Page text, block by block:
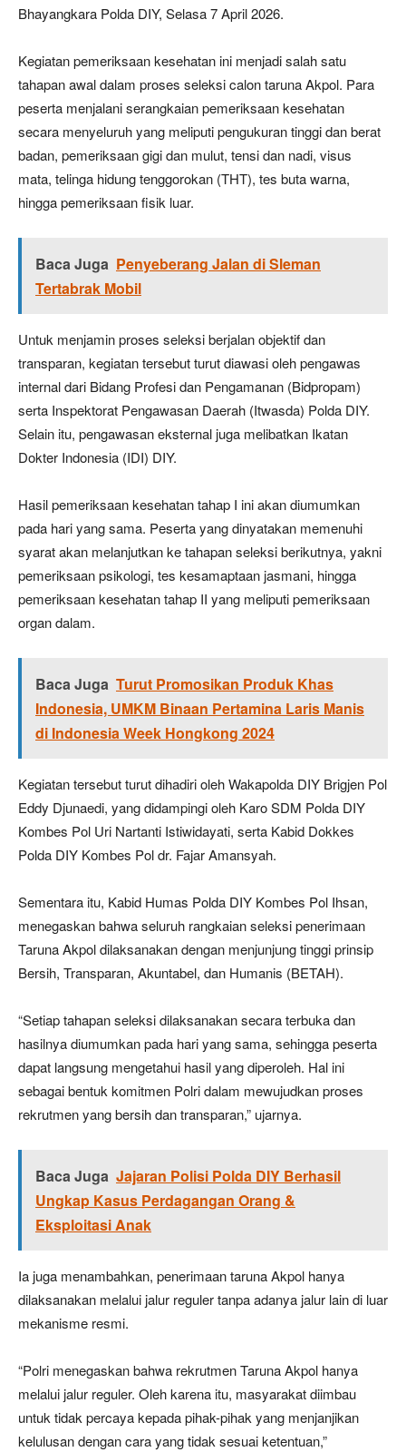
Bhayangkara Polda DIY, Selasa 7 April 2026.
Kegiatan pemeriksaan kesehatan ini menjadi salah satu
tahapan awal dalam proses seleksi calon taruna Akpol. Para
peserta menjalani serangkaian pemeriksaan kesehatan
secara menyeluruh yang meliputi pengukuran tinggi dan berat
badan, pemeriksaan gigi dan mulut, tensi dan nadi, visus
mata, telinga hidung tenggorokan (THT), tes buta warna,
hingga pemeriksaan fisik luar.
Baca Juga Penyeberang Jalan di Sleman
Tertabrak Mobil
Untuk menjamin proses seleksi berjalan objektif dan
transparan, kegiatan tersebut turut diawasi oleh pengawas
internal dari Bidang Profesi dan Pengamanan (Bidpropam)
serta Inspektorat Pengawasan Daerah (Itwasda) Polda DIY.
Selain itu, pengawasan eksternal juga melibatkan Ikatan
Dokter Indonesia (IDI) DIY.
Hasil pemeriksaan kesehatan tahap I ini akan diumumkan
pada hari yang sama. Peserta yang dinyatakan memenuhi
syarat akan melanjutkan ke tahapan seleksi berikutnya, yakni
pemeriksaan psikologi, tes kesamaptaan jasmani, hingga
pemeriksaan kesehatan tahap II yang meliputi pemeriksaan
organ dalam.
Baca Juga Turut Promosikan Produk Khas
Indonesia, UMKM Binaan Pertamina Laris Manis
di Indonesia Week Hongkong 2024
Kegiatan tersebut turut dihadiri oleh Wakapolda DIY Brigjen Pol
Eddy Djunaedi, yang didampingi oleh Karo SDM Polda DIY
Kombes Pol Uri Nartanti Istiwidayati, serta Kabid Dokkes
Polda DIY Kombes Pol dr. Fajar Amansyah.
Sementara itu, Kabid Humas Polda DIY Kombes Pol Ihsan,
menegaskan bahwa seluruh rangkaian seleksi penerimaan
Taruna Akpol dilaksanakan dengan menjunjung tinggi prinsip
Bersih, Transparan, Akuntabel, dan Humanis (BETAH).
“Setiap tahapan seleksi dilaksanakan secara terbuka dan
hasilnya diumumkan pada hari yang sama, sehingga peserta
dapat langsung mengetahui hasil yang diperoleh. Hal ini
sebagai bentuk komitmen Polri dalam mewujudkan proses
rekrutmen yang bersih dan transparan,” ujarnya.
Baca Juga Jajaran Polisi Polda DIY Berhasil
Ungkap Kasus Perdagangan Orang &
Eksploitasi Anak
Ia juga menambahkan, penerimaan taruna Akpol hanya
dilaksanakan melalui jalur reguler tanpa adanya jalur lain di luar
mekanisme resmi.
“Polri menegaskan bahwa rekrutmen Taruna Akpol hanya
melalui jalur reguler. Oleh karena itu, masyarakat diimbau
untuk tidak percaya kepada pihak-pihak yang menjanjikan
kelulusan dengan cara yang tidak sesuai ketentuan,”